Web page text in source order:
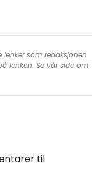
som redaksjonen
lenken. Se vår side om
til